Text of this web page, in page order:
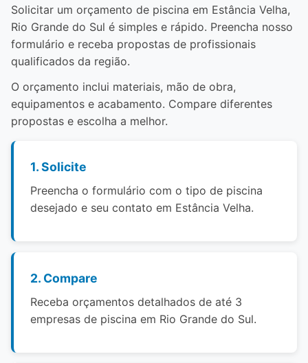
Solicitar um orçamento de piscina em Estância Velha,
Rio Grande do Sul é simples e rápido. Preencha nosso
formulário e receba propostas de profissionais
qualificados da região.
O orçamento inclui materiais, mão de obra,
equipamentos e acabamento. Compare diferentes
propostas e escolha a melhor.
1. Solicite
Preencha o formulário com o tipo de piscina
desejado e seu contato em Estância Velha.
2. Compare
Receba orçamentos detalhados de até 3
empresas de piscina em Rio Grande do Sul.